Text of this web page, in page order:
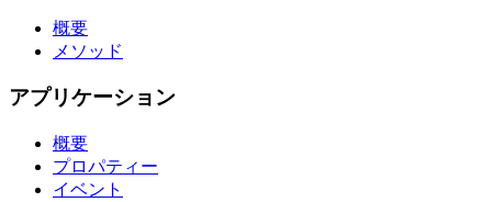
概要
メソッド
アプリケーション
概要
プロパティー
イベント